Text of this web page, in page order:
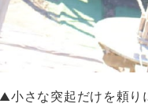
▲小さな突起だけを頼り